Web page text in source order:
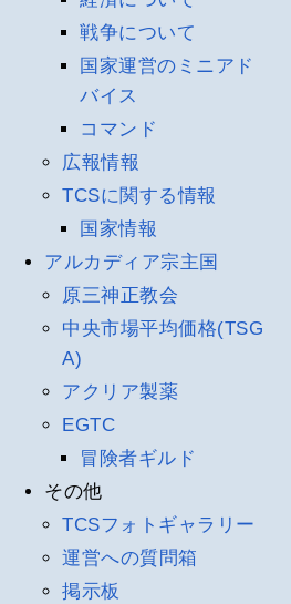
戦争について
国家運営のミニアド
バイス
コマンド
広報情報
TCSに関する情報
国家情報
アルカディア宗主国
原三神正教会
中央市場平均価格(TSG
A)
アクリア製薬
EGTC
冒険者ギルド
その他
TCSフォトギャラリー
運営への質問箱
掲示板